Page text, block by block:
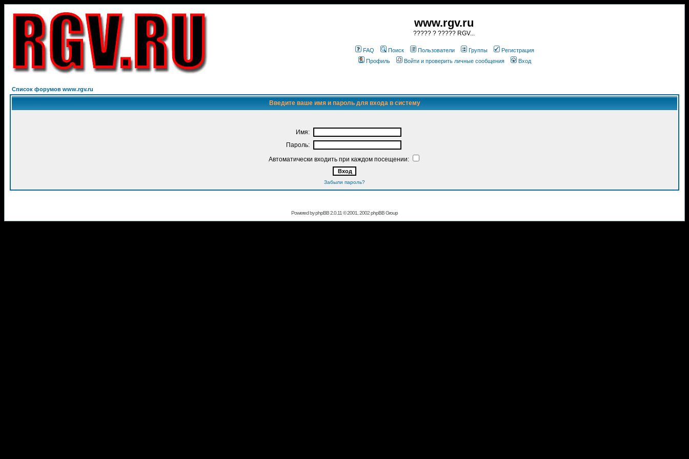
www.rgv.ru
????? ? ????? RGV...
FAQ Поиск Пользователи Группы
Регистрация
Профиль
Войти и проверить личные сообщения Вход
Список форумов www.rgv.ru
Введите ваше имя и пароль для входа в систему
Имя:
Пароль:
Автоматически входить при каждом посещении:
Забыли пароль?
Powered byphpBB2.0.11 © 2001, 2002 phpBB Group